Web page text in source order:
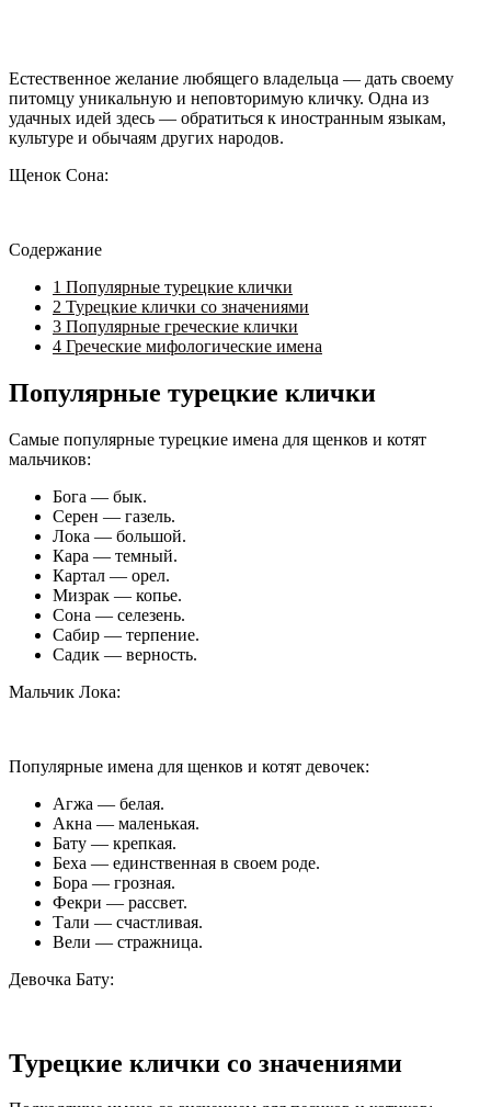
Естественное желание любящего владельца — дать своему
питомцу уникальную и неповторимую кличку. Одна из
удачных идей здесь — обратиться к иностранным языкам,
культуре и обычаям других народов.
Щенок Сона:
Содержание
1 Популярные турецкие клички
2 Турецкие клички со значениями
3 Популярные греческие клички
4 Греческие мифологические имена
Популярные турецкие клички
Самые популярные турецкие имена для щенков и котят
мальчиков:
Бога — бык.
Серен — газель.
Лока — большой.
Кара — темный.
Картал — орел.
Мизрак — копье.
Сона — селезень.
Сабир — терпение.
Садик — верность.
Мальчик Лока:
Популярные имена для щенков и котят девочек:
Агжа — белая.
Акна — маленькая.
Бату — крепкая.
Беха — единственная в своем роде.
Бора — грозная.
Фекри — рассвет.
Тали — счастливая.
Вели — стражница.
Девочка Бату:
Турецкие клички со значениями